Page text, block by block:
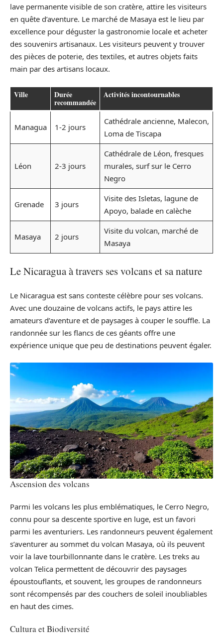
lave permanente visible de son cratère, attire les visiteurs
en quête d’aventure. Le marché de Masaya est le lieu par
excellence pour déguster la gastronomie locale et acheter
des souvenirs artisanaux. Les visiteurs peuvent y trouver
des pièces de poterie, des textiles, et autres objets faits
main par des artisans locaux.
Ville Durée
recommandée
Activités incontournables
Managua 1-2 jours
Cathédrale ancienne, Malecon,
Loma de Tiscapa
Léon 2-3 jours
Cathédrale de Léon, fresques
murales, surf sur le Cerro
Negro
Grenade 3 jours
Visite des Isletas, lagune de
Apoyo, balade en calèche
Masaya 2 jours
Visite du volcan, marché de
Masaya
Le Nicaragua à travers ses volcans et sa nature
Le Nicaragua est sans conteste célèbre pour ses volcans.
Avec une douzaine de volcans actifs, le pays attire les
amateurs d’aventure et de paysages à couper le souffle. La
randonnée sur les flancs de ces géants offre une
expérience unique que peu de destinations peuvent égaler.
Ascension des volcans
Parmi les volcans les plus emblématiques, le Cerro Negro,
connu pour sa descente sportive en luge, est un favori
parmi les aventuriers. Les randonneurs peuvent également
s’aventurer au sommet du volcan Masaya, où ils peuvent
voir la lave tourbillonnante dans le cratère. Les treks au
volcan Telica permettent de découvrir des paysages
époustouflants, et souvent, les groupes de randonneurs
sont récompensés par des couchers de soleil inoubliables
en haut des cimes.
Cultura et Biodiversité